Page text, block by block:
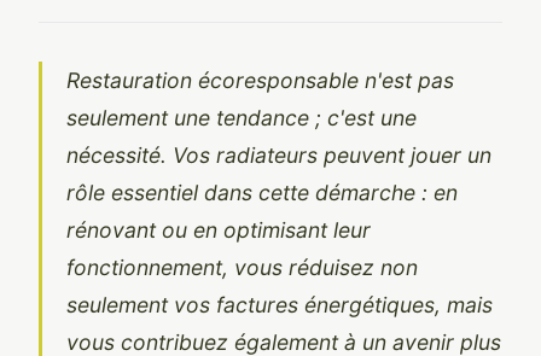
Restauration écoresponsable n'est pas
seulement une tendance ; c'est une
nécessité. Vos radiateurs peuvent jouer un
rôle essentiel dans cette démarche : en
rénovant ou en optimisant leur
fonctionnement, vous réduisez non
seulement vos factures énergétiques, mais
vous contribuez également à un avenir plus